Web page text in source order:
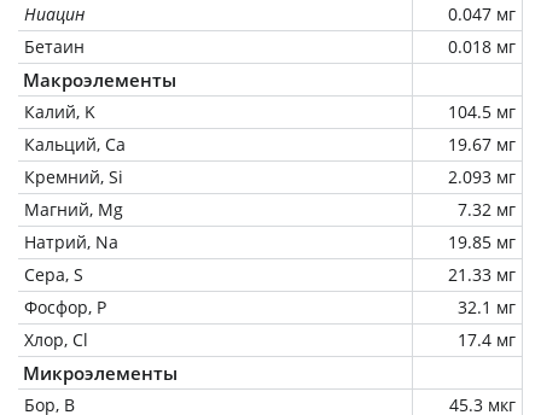
Ниацин
0.047 мг
Бетаин
0.018 мг
Макроэлементы
Калий, K
104.5 мг
Кальций, Ca
19.67 мг
Кремний, Si
2.093 мг
Магний, Mg
7.32 мг
Натрий, Na
19.85 мг
Сера, S
21.33 мг
Фосфор, P
32.1 мг
Хлор, Cl
17.4 мг
Микроэлементы
Бор, B
45.3 мкг